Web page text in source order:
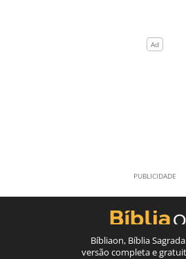
Bíbliaon, Bíblia
versão completa e